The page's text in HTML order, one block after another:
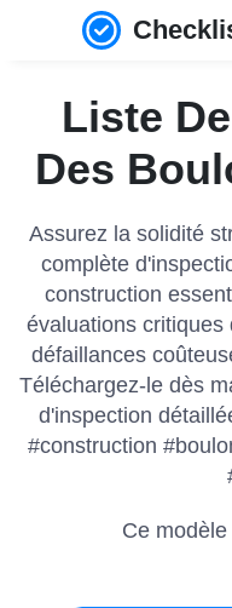
Liste
Des
Assurez la solidité
complète
construction
évaluations
défaillances
Téléchargez-le dès
d'inspection
#construction
Ce